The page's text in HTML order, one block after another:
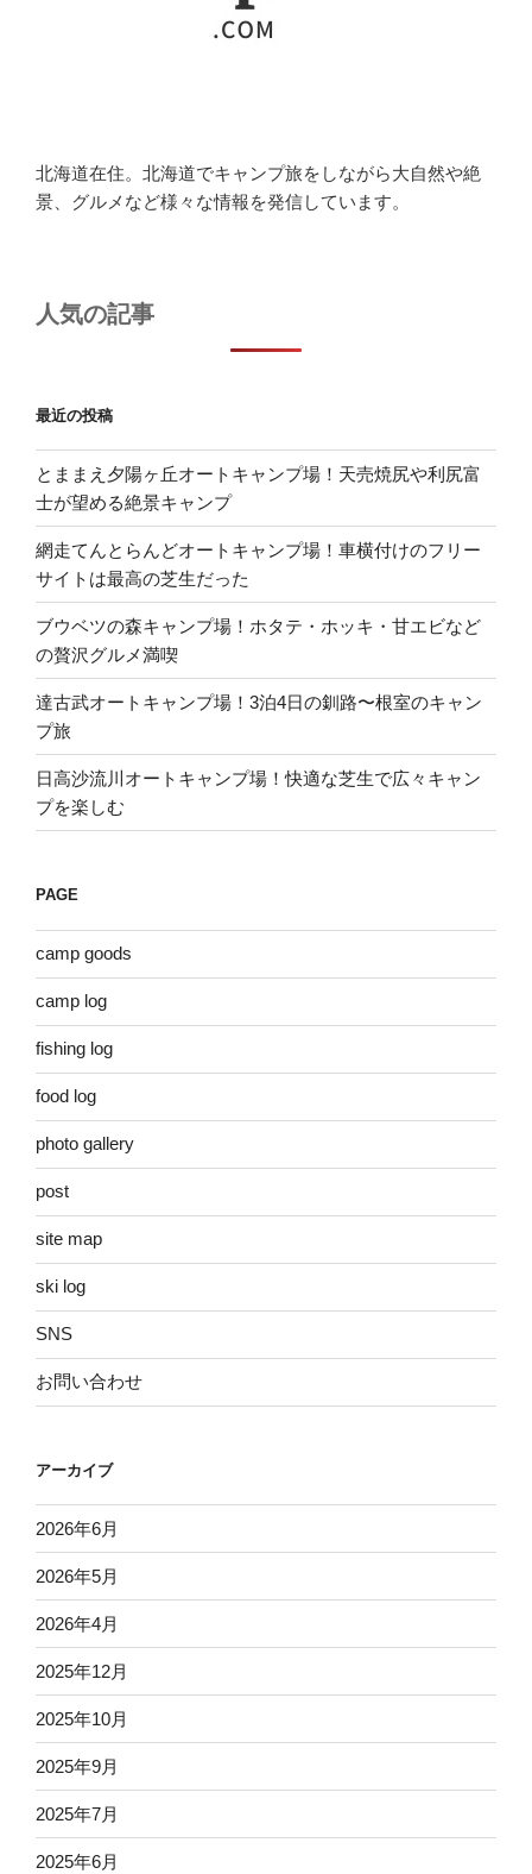
北海道在住。北海道でキャンプ旅をしながら大自然や絶
景、グルメなど様々な情報を発信しています。
人気の記事
最近の投稿
とままえ夕陽ヶ丘オートキャンプ場！天売焼尻や利尻富
士が望める絶景キャンプ
網走てんとらんどオートキャンプ場！車横付けのフリー
サイトは最高の芝生だった
ブウベツの森キャンプ場！ホタテ・ホッキ・甘エビなど
の贅沢グルメ満喫
達古武オートキャンプ場！3泊4日の釧路〜根室のキャン
プ旅
日高沙流川オートキャンプ場！快適な芝生で広々キャン
プを楽しむ
PAGE
camp goods
camp log
fishing log
food log
photo gallery
post
site map
ski log
SNS
お問い合わせ
アーカイブ
2026年6月
2026年5月
2026年4月
2025年12月
2025年10月
2025年9月
2025年7月
2025年6月